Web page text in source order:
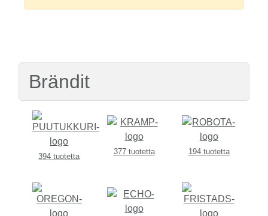
Brändit
394 tuotetta
377 tuotetta 194 tuotetta